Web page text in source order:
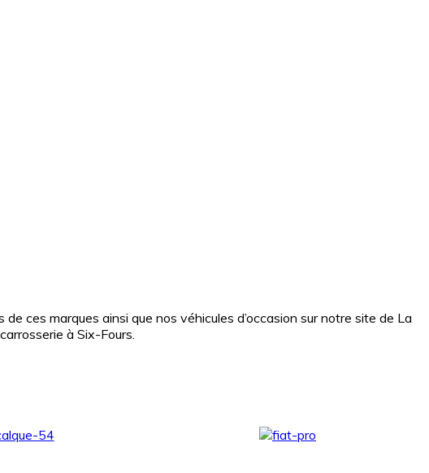
ces marques ainsi que nos véhicules d’occasion sur notre site de La
à Six-Fours.